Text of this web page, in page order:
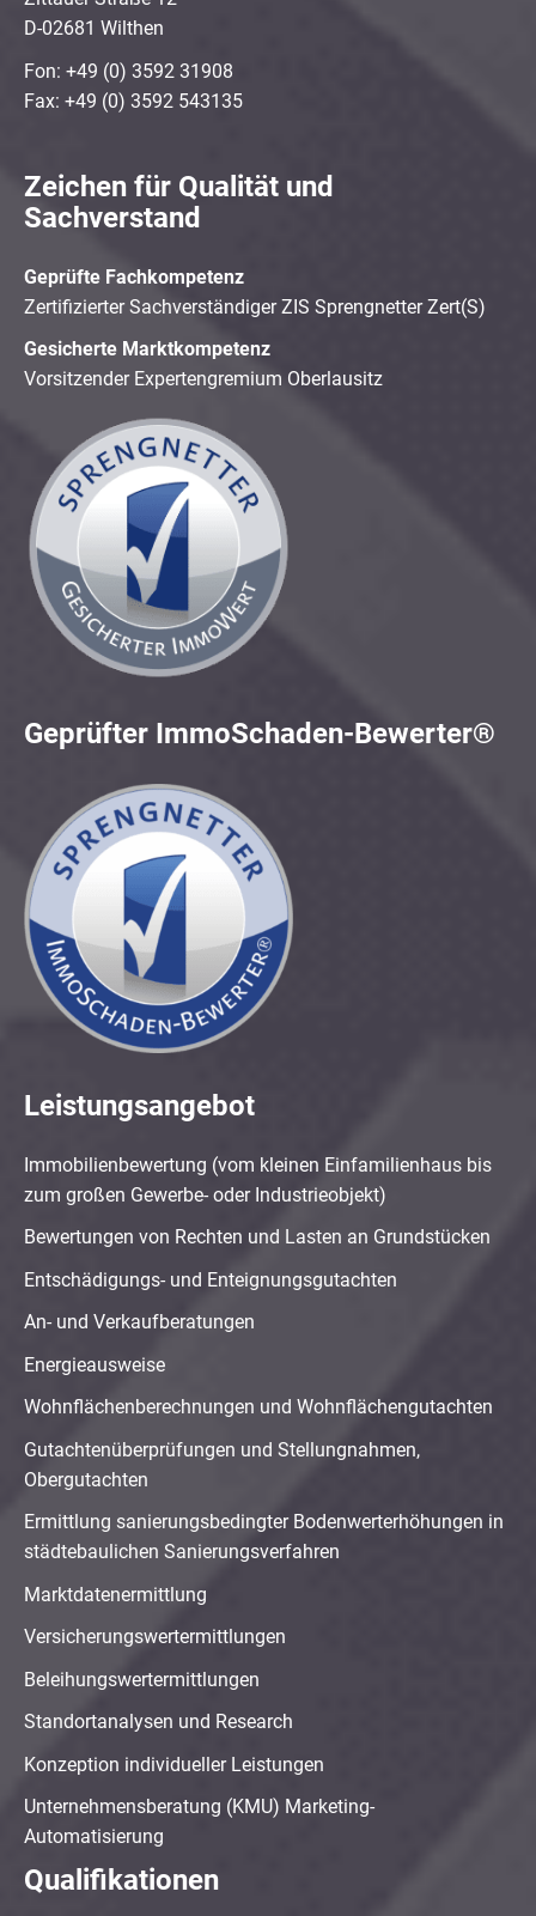
D-02681 Wilthen
Fon: +49 (0) 3592 31908
Fax: +49 (0) 3592 543135
Zeichen für Qualität und
Sachverstand
Geprüfte Fachkompetenz
Zertifizierter Sachverständiger ZIS Sprengnetter Zert(S)
Gesicherte Marktkompetenz
Vorsitzender Expertengremium Oberlausitz
Geprüfter ImmoSchaden-Bewerter®
Leistungsangebot
Immobilienbewertung (vom kleinen Einfamilienhaus bis
zum großen Gewerbe- oder Industrieobjekt)
Bewertungen von Rechten und Lasten an Grundstücken
Entschädigungs- und Enteignungsgutachten
An- und Verkaufberatungen
Energieausweise
Wohnflächenberechnungen und Wohnflächengutachten
Gutachtenüberprüfungen und Stellungnahmen,
Obergutachten
Ermittlung sanierungsbedingter Bodenwerterhöhungen in
städtebaulichen Sanierungsverfahren
Marktdatenermittlung
Versicherungswertermittlungen
Beleihungswertermittlungen
Standortanalysen und Research
Konzeption individueller Leistungen
Unternehmensberatung (KMU) Marketing-
Automatisierung
Qualifikationen